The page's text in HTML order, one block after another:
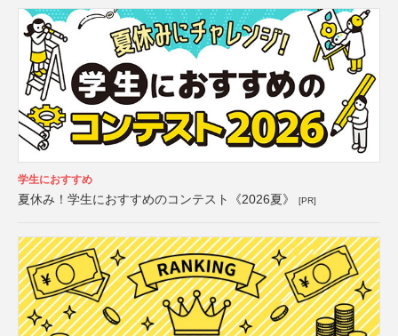
学生におすすめ
夏休み！学生におすすめのコンテスト《2026夏》 [PR]